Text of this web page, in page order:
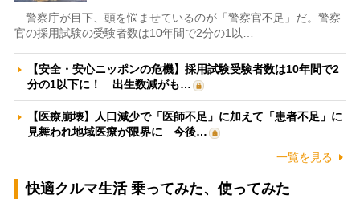
警察庁が目下、頭を悩ませているのが「警察官不足」だ。警察
官の採用試験の受験者数は10年間で2分の1以…
【安全・安心ニッポンの危機】採用試験受験者数は10年間で2
分の1以下に！ 出生数減がも…
【医療崩壊】人口減少で「医師不足」に加えて「患者不足」に
見舞われ地域医療が限界に 今後…
一覧を見る
快適クルマ生活 乗ってみた、使ってみた